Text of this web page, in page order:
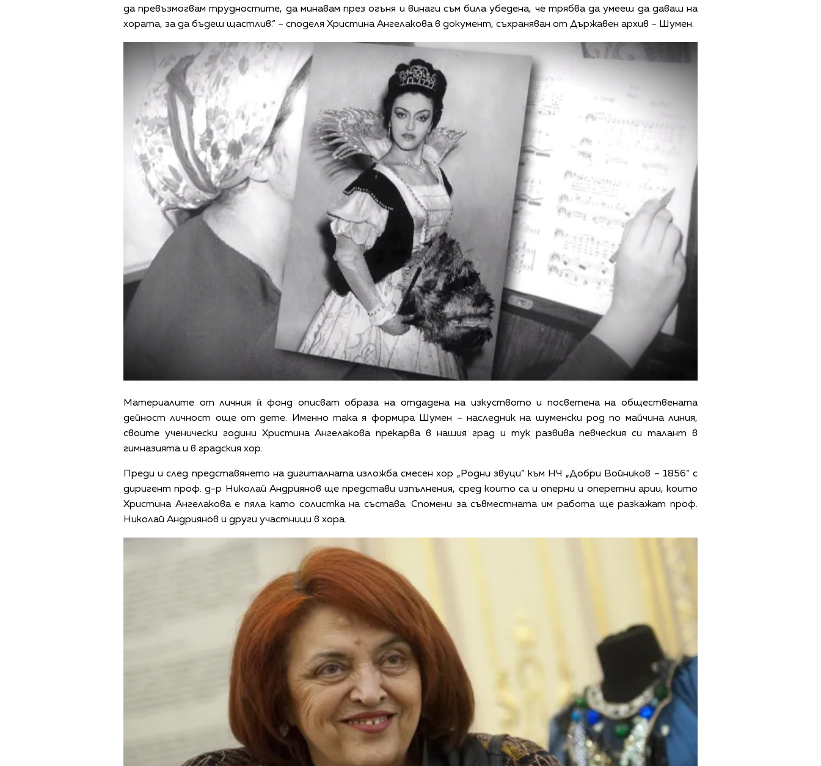
да превъзмогвам трудностите, да минавам през огъня и винаги съм била убедена, че трябва да умееш да даваш на
хората, за да бъдеш щастлив.“ – споделя Христина Ангелакова в документ, съхраняван от Държавен архив – Шумен.
Материалите от личния ѝ фонд описват образа на отдадена на изкуството и посветена на обществената
дейност личност още от дете. Именно така я формира Шумен – наследник на шуменски род по майчина линия,
своите ученически години Христина Ангелакова прекарва в нашия град и тук развива певческия си талант в
гимназията и в градския хор.
Преди и след представянето на дигиталната изложба смесен хор „Родни звуци“ към НЧ „Добри Войников – 1856“ с
диригент проф. д-р Николай Андриянов ще представи изпълнения, сред които са и оперни и оперетни арии, които
Христина Ангелакова е пяла като солистка на състава. Спомени за съвместната им работа ще разкажат проф.
Николай Андриянов и други участници в хора.